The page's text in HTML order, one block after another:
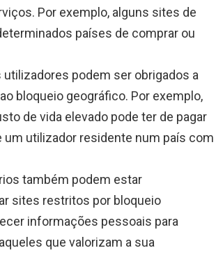
Por exemplo, alguns sites de
países de comprar ou
podem ser obrigados a
bloqueio geográfico. Por exemplo,
de vida elevado pode ter de pagar
utilizador residente num país com
também podem estar
sites restritos por bloqueio
informações pessoais para
que valorizam a sua